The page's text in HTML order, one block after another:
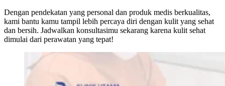
Dengan pendekatan yang personal dan produk medis berkualitas,
kami bantu kamu tampil lebih percaya diri dengan kulit yang sehat
dan bersih. Jadwalkan konsultasimu sekarang karena kulit sehat
dimulai dari perawatan yang tepat!